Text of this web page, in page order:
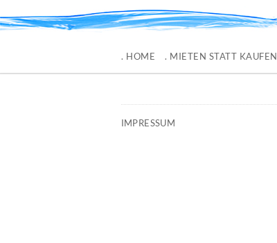
. HOME . MIETEN STATT KAUFEN
IMPRESSUM